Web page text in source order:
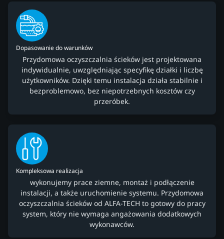
Dopasowanie do warunków
Przydomowa oczyszczalnia ścieków jest projektowana
indywidualnie, uwzględniając specyfikę działki i liczbę
użytkowników. Dzięki temu instalacja działa stabilnie i
bezproblemowo, bez niepotrzebnych kosztów czy
przeróbek.
Kompleksowa realizacja
wykonujemy prace ziemne, montaż i podłączenie
instalacji, a także uruchomienie systemu. Przydomowa
oczyszczalnia ścieków od ALFA-TECH to gotowy do pracy
system, który nie wymaga angażowania dodatkowych
wykonawców.